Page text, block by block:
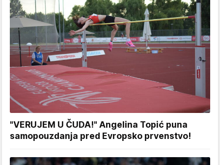
"VERUJEM U ČUDA!" Angelina Topić puna
samopouzdanja pred Evropsko prvenstvo!